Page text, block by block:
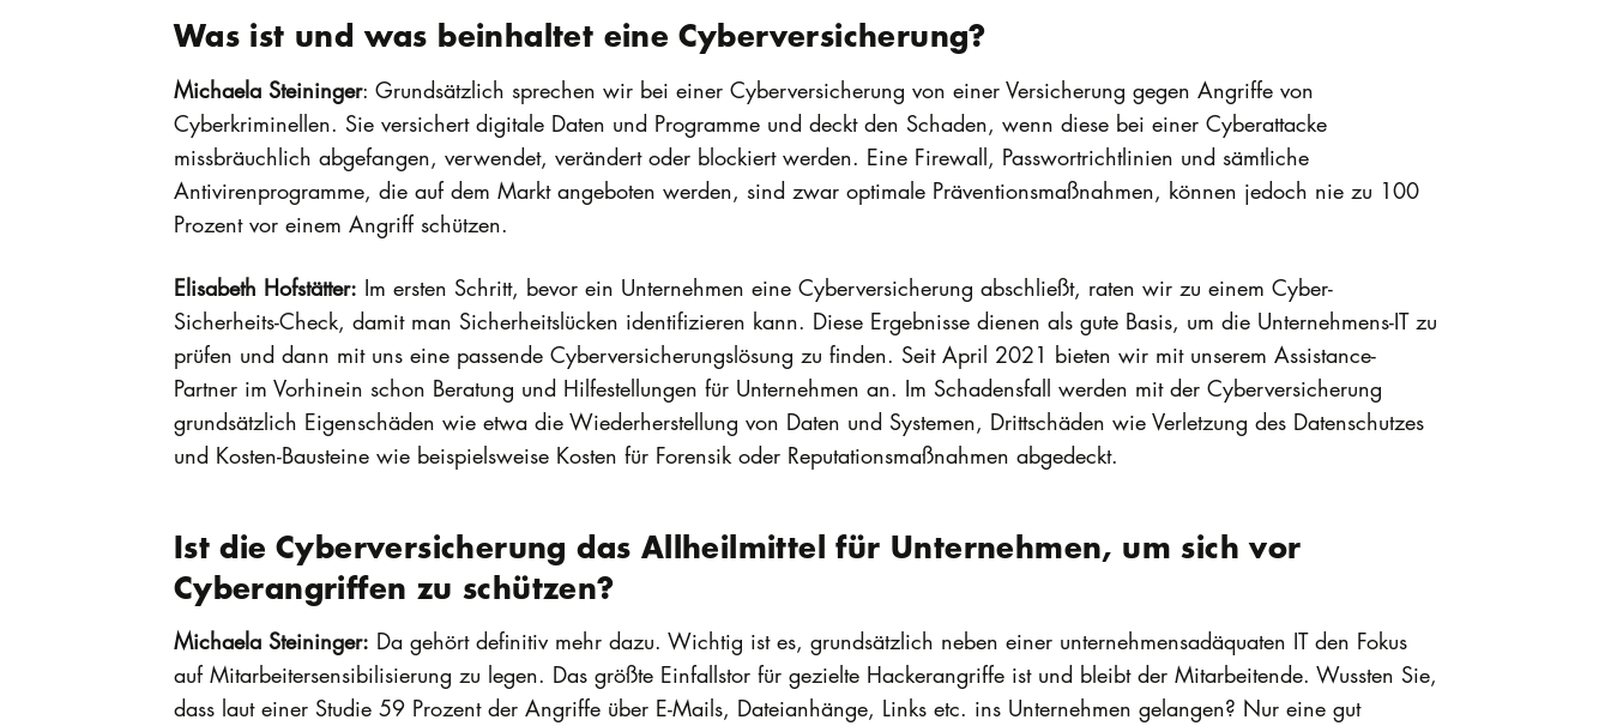
Was ist und was beinhaltet eine Cyberversicherung?
Michaela Steininger: Grundsätzlich sprechen wir bei einer Cyberversicherung von einer Versicherung gegen Angriffe von
Cyberkriminellen. Sie versichert digitale Daten und Programme und deckt den Schaden, wenn diese bei einer Cyberattacke
missbräuchlich abgefangen, verwendet, verändert oder blockiert werden. Eine Firewall, Passwortrichtlinien und sämtliche
Antivirenprogramme, die auf dem Markt angeboten werden, sind zwar optimale Präventionsmaßnahmen, können jedoch nie zu 100
Prozent vor einem Angriff schützen.
Elisabeth Hofstätter: Im ersten Schritt, bevor ein Unternehmen eine Cyberversicherung abschließt, raten wir zu einem Cyber-
Sicherheits-Check, damit man Sicherheitslücken identifizieren kann. Diese Ergebnisse dienen als gute Basis, um die Unternehmens-IT zu
prüfen und dann mit uns eine passende Cyberversicherungslösung zu finden. Seit April 2021 bieten wir mit unserem Assistance-
Partner im Vorhinein schon Beratung und Hilfestellungen für Unternehmen an. Im Schadensfall werden mit der Cyberversicherung
grundsätzlich Eigenschäden wie etwa die Wiederherstellung von Daten und Systemen, Drittschäden wie Verletzung des Datenschutzes
und Kosten-Bausteine wie beispielsweise Kosten für Forensik oder Reputationsmaßnahmen abgedeckt.
Ist die Cyberversicherung das Allheilmittel für Unternehmen, um sich vor
Cyberangriffen zu schützen?
Michaela Steininger: Da gehört definitiv mehr dazu. Wichtig ist es, grundsätzlich neben einer unternehmensadäquaten IT den Fokus
auf Mitarbeitersensibilisierung zu legen. Das größte Einfallstor für gezielte Hackerangriffe ist und bleibt der Mitarbeitende. Wussten Sie,
dass laut einer Studie 59 Prozent der Angriffe über E-Mails, Dateianhänge, Links etc. ins Unternehmen gelangen? Nur eine gut